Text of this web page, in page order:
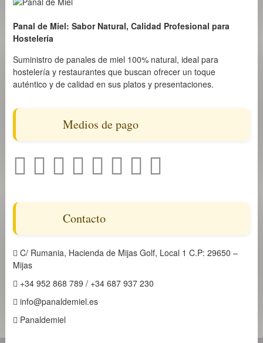
Panal de Miel: Sabor Natural, Calidad Profesional para
Hostelería
Suministro de panales de miel 100% natural, ideal para
hostelería y restaurantes que buscan ofrecer un toque
auténtico y de calidad en sus platos y presentaciones.
Medios de pago
Contacto
C/ Rumania, Hacienda de Mijas Golf, Local 1 C.P: 29650 –
Mijas
+34 952 868 789 / +34 687 937 230
info@panaldemiel.es
Panaldemiel